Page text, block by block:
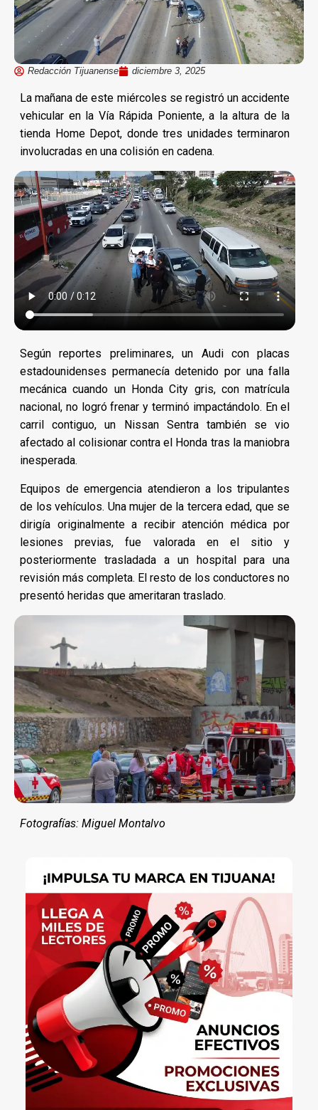
Redacción Tijuanense diciembre 3, 2025
La mañana de este miércoles se registró un accidente
vehicular en la Vía Rápida Poniente, a la altura de la
tienda Home Depot, donde tres unidades terminaron
involucradas en una colisión en cadena.
Según reportes preliminares, un Audi con placas
estadounidenses permanecía detenido por una falla
mecánica cuando un Honda City gris, con matrícula
nacional, no logró frenar y terminó impactándolo. En el
carril contiguo, un Nissan Sentra también se vio
afectado al colisionar contra el Honda tras la maniobra
inesperada.
Equipos de emergencia atendieron a los tripulantes
de los vehículos. Una mujer de la tercera edad, que se
dirigía originalmente a recibir atención médica por
lesiones previas, fue valorada en el sitio y
posteriormente trasladada a un hospital para una
revisión más completa. El resto de los conductores no
presentó heridas que ameritaran traslado.
Fotografías: Miguel Montalvo